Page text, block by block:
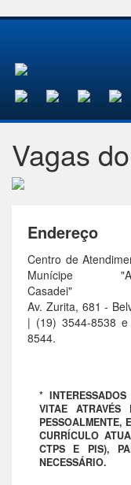
Vagas
Endereço
Centro de
Munícipe
Casadei"
Av. Zurita, 681 -
| (19) 3544-8538
8544.
*
VITAE
PESSOALMENTE,
CURRÍCULO
CTPS E PIS),
NECESSÁRIO.